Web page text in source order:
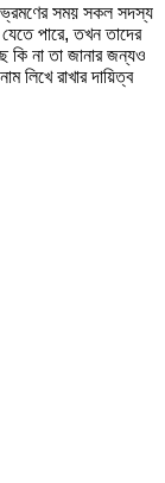
ভ্রমণের সময় সকল সদস্য
পারে, তখন তাদের
না তা জানার জন্যও
লিখে রাখার দায়িত্ব